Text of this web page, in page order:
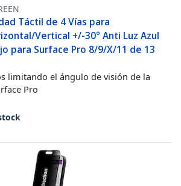
Táctil de 4 Vías para
Vertical +/-30° Anti Luz Azul
para Surface Pro 8/9/X/11 de 13
limitando el ángulo de visión de la
Pro